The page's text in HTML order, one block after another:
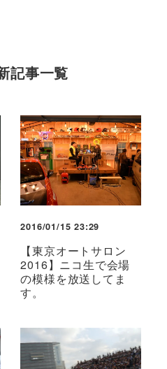
記事一覧
2016/01/15 23:29
【東京オートサロン
2016】ニコ生で会場
の模様を放送してま
す。